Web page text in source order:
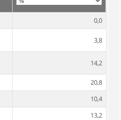
0,0
3,8
14,2
20,8
10,4
13,2